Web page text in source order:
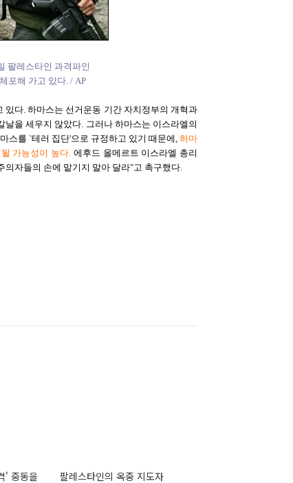
팔레스타인 과격파인
포해 가고 있다. / AP
다. 하마스는 선거운동 기간 자치정부의 개혁과
을 세우지 않았다. 그러나 하마스는 이스라엘의
스를 `테러 집단'으로 규정하고 있기 때문에, 하마
가능성이 높다. 에후드 올메르트 이스라엘 총리
자들의 손에 맡기지 말아 달라"고 촉구했다.
' 중동을
팔레스타인의 옥중 지도자